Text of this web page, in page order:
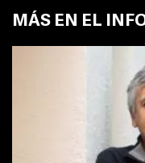
MÁS EN EL